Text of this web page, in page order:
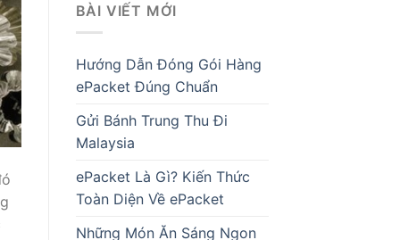
BÀI VIẾT MỚI
Hướng Dẫn Đóng Gói Hàng
ePacket Đúng Chuẩn
Gửi Bánh Trung Thu Đi
Malaysia
ePacket Là Gì? Kiến Thức
Toàn Diện Về ePacket
Những Món Ăn Sáng Ngon